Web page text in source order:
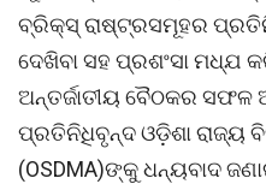
ବ୍ରିକ୍ସ୍ ରାଷ୍ଟ୍ରସମୂହର
ଦେଖିବା ସହ ପ୍ରଶଂସା ମଧ୍ଯ
ଅନ୍ତର୍ଜାତୀୟ ବୈଠକର
ପ୍ରତିନିଧିବୃନ୍ଦ ଓଡ଼ିଶା ରାଜ୍ୟ
(OSDMA)ଙ୍କୁ ଧନ୍ୟବାଦ